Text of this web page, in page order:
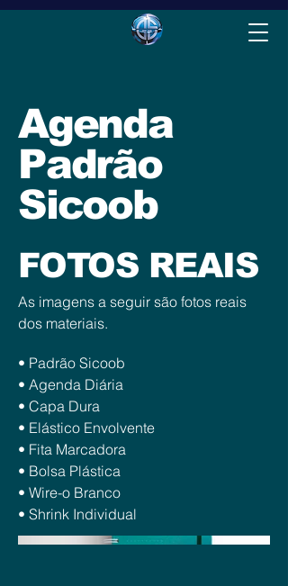
Agenda
Padrão
Sicoob
FOTOS REAIS
As imagens a seguir são fotos reais
dos materiais.
• Padrão Sicoob
• Agenda Diária
• Capa Dura
• Elástico Envolvente
• Fita Marcadora
• Bolsa Plástica
• Wire-o Branco
• Shrink Individual